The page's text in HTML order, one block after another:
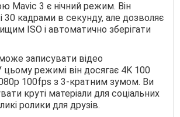
Mavic 3 є нічний режим. Він
30 кадрами в секунду, але дозволяє
ISO і автоматично зберігати
записувати відео
цьому режимі він досягає 4K 100
100fps з 3-кратним зумом. Ви
круті матеріали для соціальних
ролики для друзів.